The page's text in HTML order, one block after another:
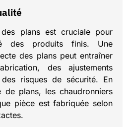
plans est cruciale pour
des produits finis. Une
des plans peut entraîner
des ajustements
risques de sécurité. En
de plans, les chaudronniers
pièce est fabriquée selon